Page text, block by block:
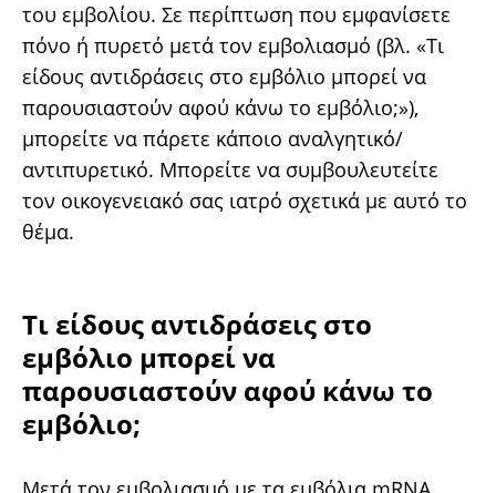
του εμβολίου. Σε περίπτωση που εμφανίσετε
πόνο ή πυρετό μετά τον εμβολιασμό (βλ. «Τι
είδους αντιδράσεις στο εμβόλιο μπορεί να
παρουσιαστούν αφού κάνω το εμβόλιο;»),
μπορείτε να πάρετε κάποιο αναλγητικό/
αντιπυρετικό. Μπορείτε να συμβουλευτείτε
τον οικογενειακό σας ιατρό σχετικά με αυτό το
θέμα.
Τι είδους αντιδράσεις στο
εμβόλιο μπορεί να
παρουσιαστούν αφού κάνω το
εμβόλιο;